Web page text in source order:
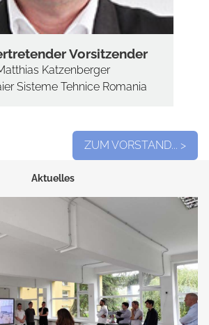
UNSERE
WERDEN SIE
FIT FOR
DWK FIT
Vorsitzender
Katzenberger
Sisteme Tehnice Romania
ZUM VORSTAND... >
Aktuelles